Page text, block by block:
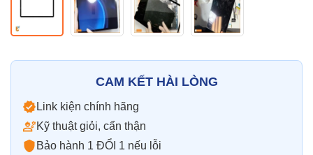
CAM KẾT HÀI LÒNG
Link kiện chính hãng
Kỹ thuật giỏi, cẩn thận
Bảo hành 1 ĐỔI 1 nếu lỗi